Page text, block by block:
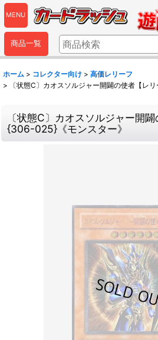
MENU
商品一覧
ホーム > コレクター向け > 高価レリーフ
>
〔状態C〕カオスソルジャー開闢の使者【レ
〔状態C〕カオスソルジャー開闢
{306-025}《モンスター》